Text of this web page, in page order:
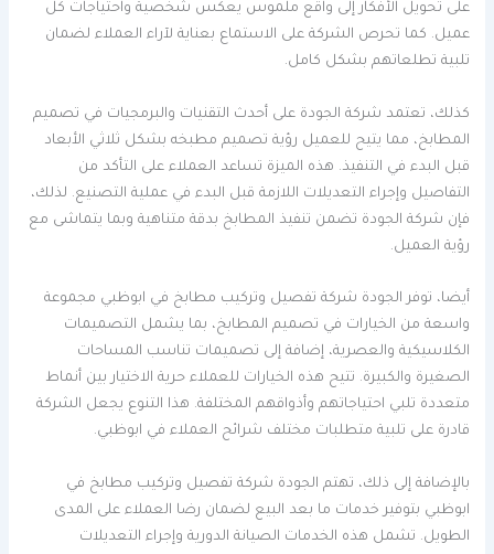
على تحويل الأفكار إلى واقع ملموس يعكس شخصية واحتياجات كل
عميل. كما تحرص الشركة على الاستماع بعناية لآراء العملاء لضمان
تلبية تطلعاتهم بشكل كامل.
كذلك، تعتمد شركة الجودة على أحدث التقنيات والبرمجيات في تصميم
المطابخ، مما يتيح للعميل رؤية تصميم مطبخه بشكل ثلاثي الأبعاد
قبل البدء في التنفيذ. هذه الميزة تساعد العملاء على التأكد من
التفاصيل وإجراء التعديلات اللازمة قبل البدء في عملية التصنيع. لذلك،
فإن شركة الجودة تضمن تنفيذ المطابخ بدقة متناهية وبما يتماشى مع
رؤية العميل.
أيضا، توفر الجودة شركة تفصيل وتركيب مطابخ في ابوظبي مجموعة
واسعة من الخيارات في تصميم المطابخ، بما يشمل التصميمات
الكلاسيكية والعصرية، إضافة إلى تصميمات تناسب المساحات
الصغيرة والكبيرة. تتيح هذه الخيارات للعملاء حرية الاختيار بين أنماط
متعددة تلبي احتياجاتهم وأذواقهم المختلفة. هذا التنوع يجعل الشركة
قادرة على تلبية متطلبات مختلف شرائح العملاء في ابوظبي.
بالإضافة إلى ذلك، تهتم الجودة شركة تفصيل وتركيب مطابخ في
ابوظبي بتوفير خدمات ما بعد البيع لضمان رضا العملاء على المدى
الطويل. تشمل هذه الخدمات الصيانة الدورية وإجراء التعديلات